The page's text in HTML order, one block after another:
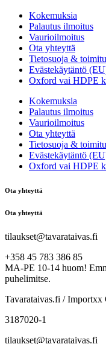
Kokemuksia
Palautus ilmoitus
Vaurioilmoitus
Ota yhteyttä
Tietosuoja &
Evästekäytäntö
Oxford vai HDPE
Kokemuksia
Palautus ilmoitus
Vaurioilmoitus
Ota yhteyttä
Tietosuoja &
Evästekäytäntö
Oxford vai HDPE
Ota yhteyttä
Ota yhteyttä
tilaukset@tavarataivas.fi
+358 45 783 386 85
MA-PE 10-14 huom!
puhelimitse.
Tavarataivas.fi / Importxx
3187020-1
tilaukset@tavarataivas.fi